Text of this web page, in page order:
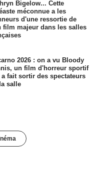
Bigelow... Cette
méconnue a les
d'une ressortie de
film majeur dans les salles
2026 : on a vu Bloody
un film d'horreur sportif
fait sortir des spectateurs
salle